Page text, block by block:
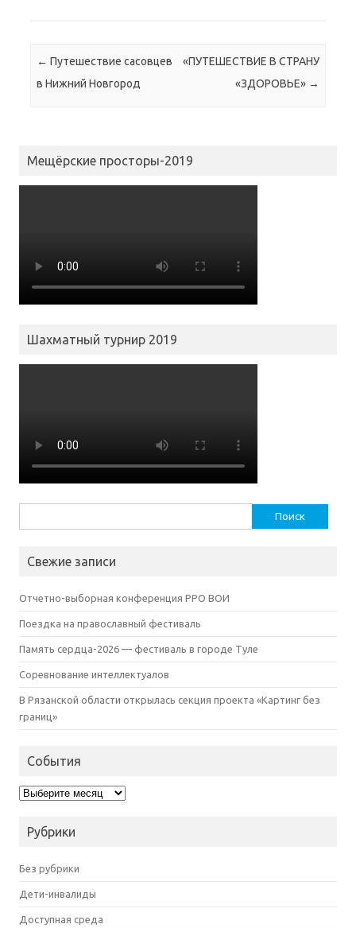
Навигация по записям
← Путешествие сасовцев
в Нижний Новгород
«ПУТЕШЕСТВИЕ В СТРАНУ
«ЗДОРОВЬЕ» →
Мещёрские просторы-2019
Шахматный турнир 2019
Свежие записи
Отчетно-выборная конференция РРО ВОИ
Поездка на православный фестиваль
Память сердца-2026 — фестиваль в городе Туле
Соревнование интеллектуалов
В Рязанской области открылась секция проекта «Картинг без
границ»
События
События
Рубрики
Без рубрики
Дети-инвалиды
Доступная среда